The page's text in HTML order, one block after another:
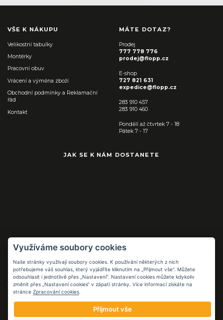
VŠE K NÁKUPU
Velikostní tabulky
Montérky
Pracovní obuv
Vrácení a výměna zboží
Obchodní podmínky a Reklamační
řád
Kontakt
MÁTE DOTAZ?
Prodej
777 778 776
prodej@flopp.cz
E-shop
727 821 631
expedice@flopp.cz
283 910 457
283 910 460
Pondělí až čtvrtek 7 - 18
Pátek 7 - 17
JAK SE K NÁM DOSTANETE
Pracovní pomůcky
pro práci i volný
čas
FB.COM/FLOPPCZ
Využíváme soubory cookies
Naše stránky využívají soubory cookies. K používání některých z nich
potřebujeme váš souhlas, který vyjádříte kliknutím na „Přijmout vše“. Můžete
odsouhlasit i jednotlivě přes „Nastavení“. Nastavení cookies můžete kdykoliv
změnit přes „Nastavení cookies“ v zápatí stránky. Více informací získáte na
stránce Zpracování cookies
Přijmout vše